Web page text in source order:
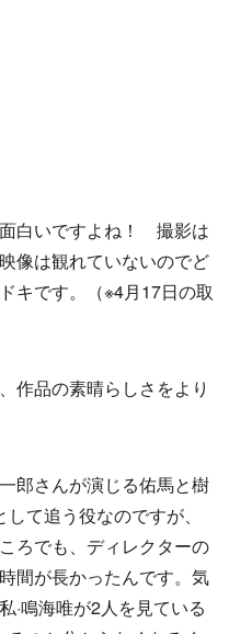
白いですよね！ 撮影は
像は観れていないのでど
キです。（※4月17日の取
作品の素晴らしさをより
郎さんが演じる佑馬と樹
て追う役なのですが、
ろでも、ディレクターの
間が長かったんです。気
·鳴海唯が2人を見ている